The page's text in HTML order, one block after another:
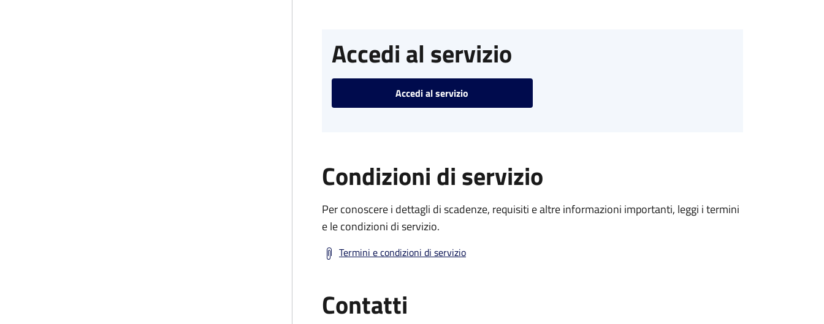
Accedi al servizio
Accedi al servizio
Condizioni di servizio
Per conoscere i dettagli di scadenze, requisiti e altre informazioni importanti, leggi i termini
e le condizioni di servizio.
Termini e condizioni di servizio
Contatti